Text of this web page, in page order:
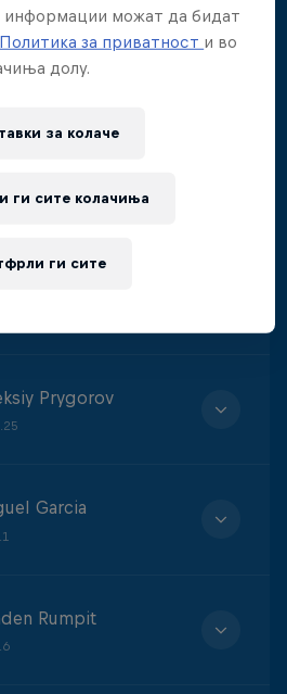
Fedotov
Prygorov
Garcia
Rumpit
информации можат да бидат
Политика за приватност и во
долу.
за колачe
ги сите
ги сите колачиња